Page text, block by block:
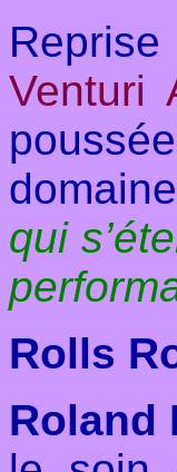
Venturi
qui
Rolls
Roland